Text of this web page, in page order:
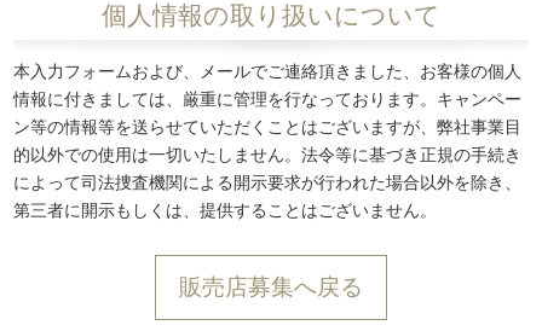
個人情報の取り扱いについて
本入力フォームおよび、メールでご連絡頂きました、お客様の個人
情報に付きましては、厳重に管理を行なっております。キャンペー
ン等の情報等を送らせていただくことはございますが、弊社事業目
的以外での使用は一切いたしません。法令等に基づき正規の手続き
によって司法捜査機関による開示要求が行われた場合以外を除き、
第三者に開示もしくは、提供することはございません。
販売店募集へ戻る